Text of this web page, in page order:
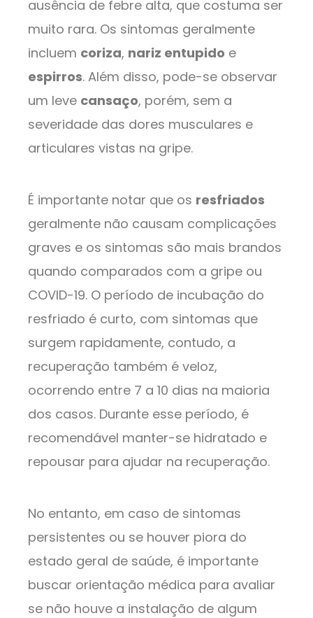
ausência de febre alta, que costuma ser
muito rara. Os sintomas geralmente
incluem coriza, nariz entupido e
espirros. Além disso, pode-se observar
um leve cansaço, porém, sem a
severidade das dores musculares e
articulares vistas na gripe.
É importante notar que os resfriados
geralmente não causam complicações
graves e os sintomas são mais brandos
quando comparados com a gripe ou
COVID-19. O período de incubação do
resfriado é curto, com sintomas que
surgem rapidamente, contudo, a
recuperação também é veloz,
ocorrendo entre 7 a 10 dias na maioria
dos casos. Durante esse período, é
recomendável manter-se hidratado e
repousar para ajudar na recuperação.
No entanto, em caso de sintomas
persistentes ou se houver piora do
estado geral de saúde, é importante
buscar orientação médica para avaliar
se não houve a instalação de algum